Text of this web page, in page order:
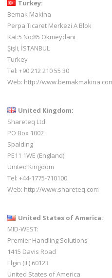
Turkey:
Bemak Makina
Perpa Ticaret Merkezi A Blok
Kat:5 No:85 Okmeydanı
Şişli, İSTANBUL
Turkey
Tel: +90 212 210 55 30
Web: http://
United Kingdom:
Shareteq Ltd
PO Box 1002
Spalding
PE11 1WE (England)
United Kingdom
Tel: +44-1775-710100
Web: http://www.shareteq.com
United States of America:
MID-WEST:
Premier Handling Solutions
1415 Davis Road
Elgin (IL) 60123
United States of America